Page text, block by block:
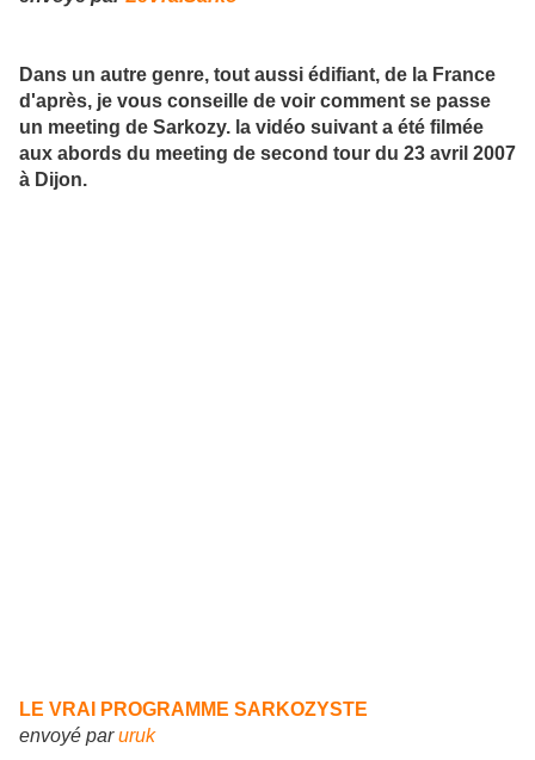
Dans un autre genre, tout aussi édifiant, de la France
d'après, je vous conseille de voir comment se passe
un meeting de Sarkozy. la vidéo suivant a été filmée
aux abords du meeting de second tour du 23 avril 2007
à Dijon.
LE VRAI PROGRAMME SARKOZYSTE
envoyé paruruk